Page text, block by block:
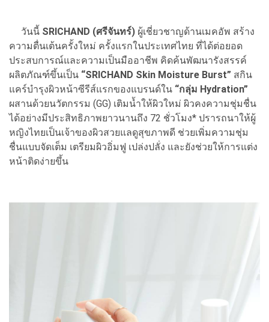
วันนี้ SRICHAND (ศรีจันทร์) ผู้เชี่ยวชาญด้านเมคอัพ สร้าง
ความตื่นเต้นครั้งใหม่ ครั้งแรกในประเทศไทย ที่ได้ต่อยอด
ประสบการณ์และความเป็นมืออาชีพ คิดค้นพัฒนารังสรรค์
ผลิตภัณฑ์ขึ้นเป็น “SRICHAND Skin Moisture Burst” สกิน
แคร์บำรุงผิวหน้าซีรีส์แรกของแบรนด์ใน “กลุ่ม Hydration”
ผสานด้วยนวัตกรรม (GG) เติมน้ำให้ผิวใหม่ ผิวคงความชุ่มชื่น
ได้อย่างมีประสิทธิภาพยาวนานถึง 72 ชั่วโมง* ปรารถนาให้ผู้
หญิงไทยเป็นเจ้าของผิวสวยแลดูสุขภาพดี ช่วยเพิ่มความชุ่ม
ชื่นแบบจัดเต็ม เตรียมผิวอิ่มฟู เปล่งปลั่ง และยังช่วยให้การแต่ง
หน้าติดง่ายขึ้น